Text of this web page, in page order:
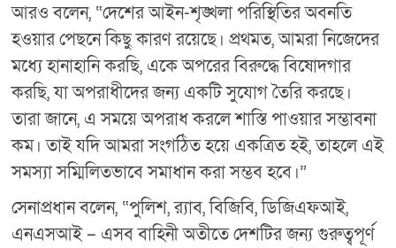
আরও বলেন, “দেশের আইন-শৃঙ্খলা পরিস্থিতির অবনতি
হওয়ার পেছনে কিছু কারণ রয়েছে। প্রথমত, আমরা নিজেদের
মধ্যে হানাহানি করছি, একে অপরের বিরুদ্ধে বিষোদগার
করছি, যা অপরাধীদের জন্য একটি সুযোগ তৈরি করছে।
তারা জানে, এ সময়ে অপরাধ করলে শাস্তি পাওয়ার সম্ভাবনা
কম। তাই যদি আমরা সংগঠিত হয়ে একত্রিত হই, তাহলে এই
সমস্যা সম্মিলিতভাবে সমাধান করা সম্ভব হবে।”
সেনাপ্রধান বলেন, “পুলিশ, র‍্যাব, বিজিবি, ডিজিএফআই,
এনএসআই – এসব বাহিনী অতীতে দেশটির জন্য গুরুত্বপূর্ণ